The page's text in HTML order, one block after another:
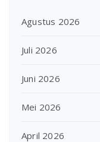
Agustus 2026
Juli 2026
Juni 2026
Mei 2026
April 2026